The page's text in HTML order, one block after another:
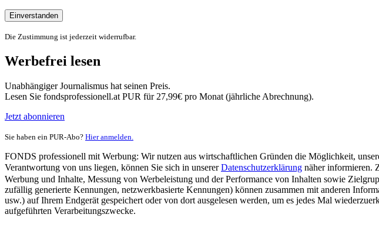
Einverstanden
Die Zustimmung ist jederzeit widerrufbar.
Werbefrei lesen
Unabhängiger Journalismus hat seinen Preis.
Lesen Sie fondsprofessionell.at PUR für 27,99€ pro Monat (jährliche Abrechnung).
Jetzt abonnieren
Sie haben ein PUR-Abo? Hier anmelden.
FONDS professionell mit Werbung: Wir nutzen aus wirtschaftlichen Gründen die Möglichkeit,
Verantwortung von uns liegen, können Sie sich in unsererDatenschutzerklärung näher informieren.
Werbung und Inhalte, Messung von Werbeleistung und der Performance von Inhalten sowie
zufällig generierte Kennungen, netzwerkbasierte Kennungen) können zusammen mit anderen
usw.) auf Ihrem Endgerät gespeichert oder von dort ausgelesen werden, um es jedes Mal
aufgeführten Verarbeitungszwecke.